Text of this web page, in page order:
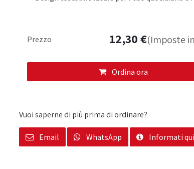
Ordina ora
Prezzo 12,30€(Imposte
Vuoi saperne di più prima di ordinare?
Email WhatsApp Informati qui